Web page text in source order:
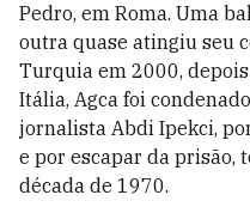
Pedro, em Roma. Uma
outra quase atingiu seu
Turquia em 2000,
Itália, Agca foi
jornalista Abdi Ipekci,
e por escapar da prisão,
década de 1970.